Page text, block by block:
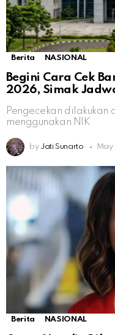
Berita NASIONAL
Begini Cara Cek
2026, Simak
Pengecekan dilakukan
menggunakan NIK
by Jati Sunarto May
Berita NASIONAL